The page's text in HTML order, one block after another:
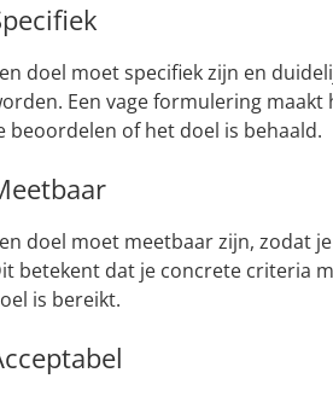
doel moet specifiek zijn en
Een vage formulering
beoordelen of het doel is behaald.
doel moet meetbaar zijn, zodat
betekent dat je concrete criteria
is bereikt.